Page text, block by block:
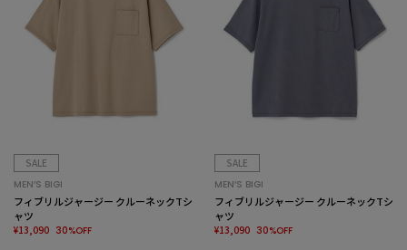
SALE
MEN’S BIGI
フィブリルジャージー クルーネックTシ
ャツ
¥13,090 30%OFF
SALE
MEN’S BIGI
フィブリルジャージー クルーネックTシ
ャツ
¥13,090 30%OFF